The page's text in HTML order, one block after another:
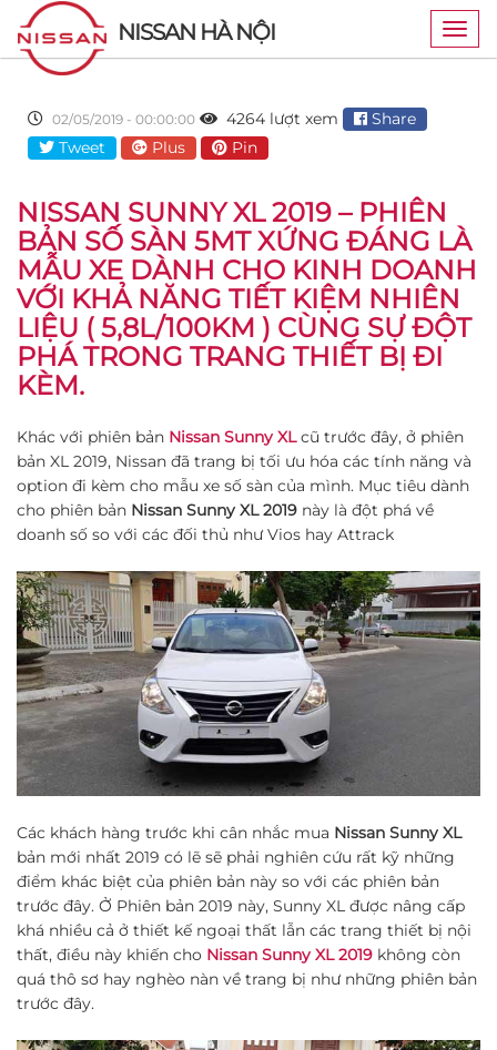
NISSAN HÀ NỘI
02/05/2019 - 00:00:00 4264 lượt xem
Share
Tweet
Plus Pin
NISSAN SUNNY XL 2019 – PHIÊN
BẢN SỐ SÀN 5MT XỨNG ĐÁNG LÀ
MẪU XE DÀNH CHO KINH DOANH
VỚI KHẢ NĂNG TIẾT KIỆM NHIÊN
LIỆU ( 5,8L/100KM ) CÙNG SỰ ĐỘT
PHÁ TRONG TRANG THIẾT BỊ ĐI
KÈM.
Khác với phiên bản Nissan Sunny XLcũ trước đây, ở phiên
bản XL 2019, Nissan đã trang bị tối ưu hóa các tính năng và
option đi kèm cho mẫu xe số sàn của mình. Mục tiêu dành
cho phiên bản Nissan Sunny XL 2019 này là đột phá về
doanh số so với các đối thủ như Vios hay Attrack
Các khách hàng trước khi cân nhắc mua Nissan Sunny XL
bản mới nhất 2019 có lẽ sẽ phải nghiên cứu rất kỹ những
điểm khác biệt của phiên bản này so với các phiên bản
trước đây. Ở Phiên bản 2019 này, Sunny XL được nâng cấp
khá nhiều cả ở thiết kế ngoại thất lẫn các trang thiết bị nội
thất, điều này khiến cho Nissan Sunny XL 2019 không còn
quá thô sơ hay nghèo nàn về trang bị như những phiên bản
trước đây.